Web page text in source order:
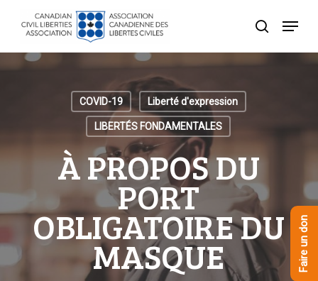
content
recherche
Menu
COVID-19 Liberté d'expression
LIBERTÉS FONDAMENTALES
À PROPOS DU
PORT
OBLIGATOIRE DU
MASQUE
Menu
Faire un don